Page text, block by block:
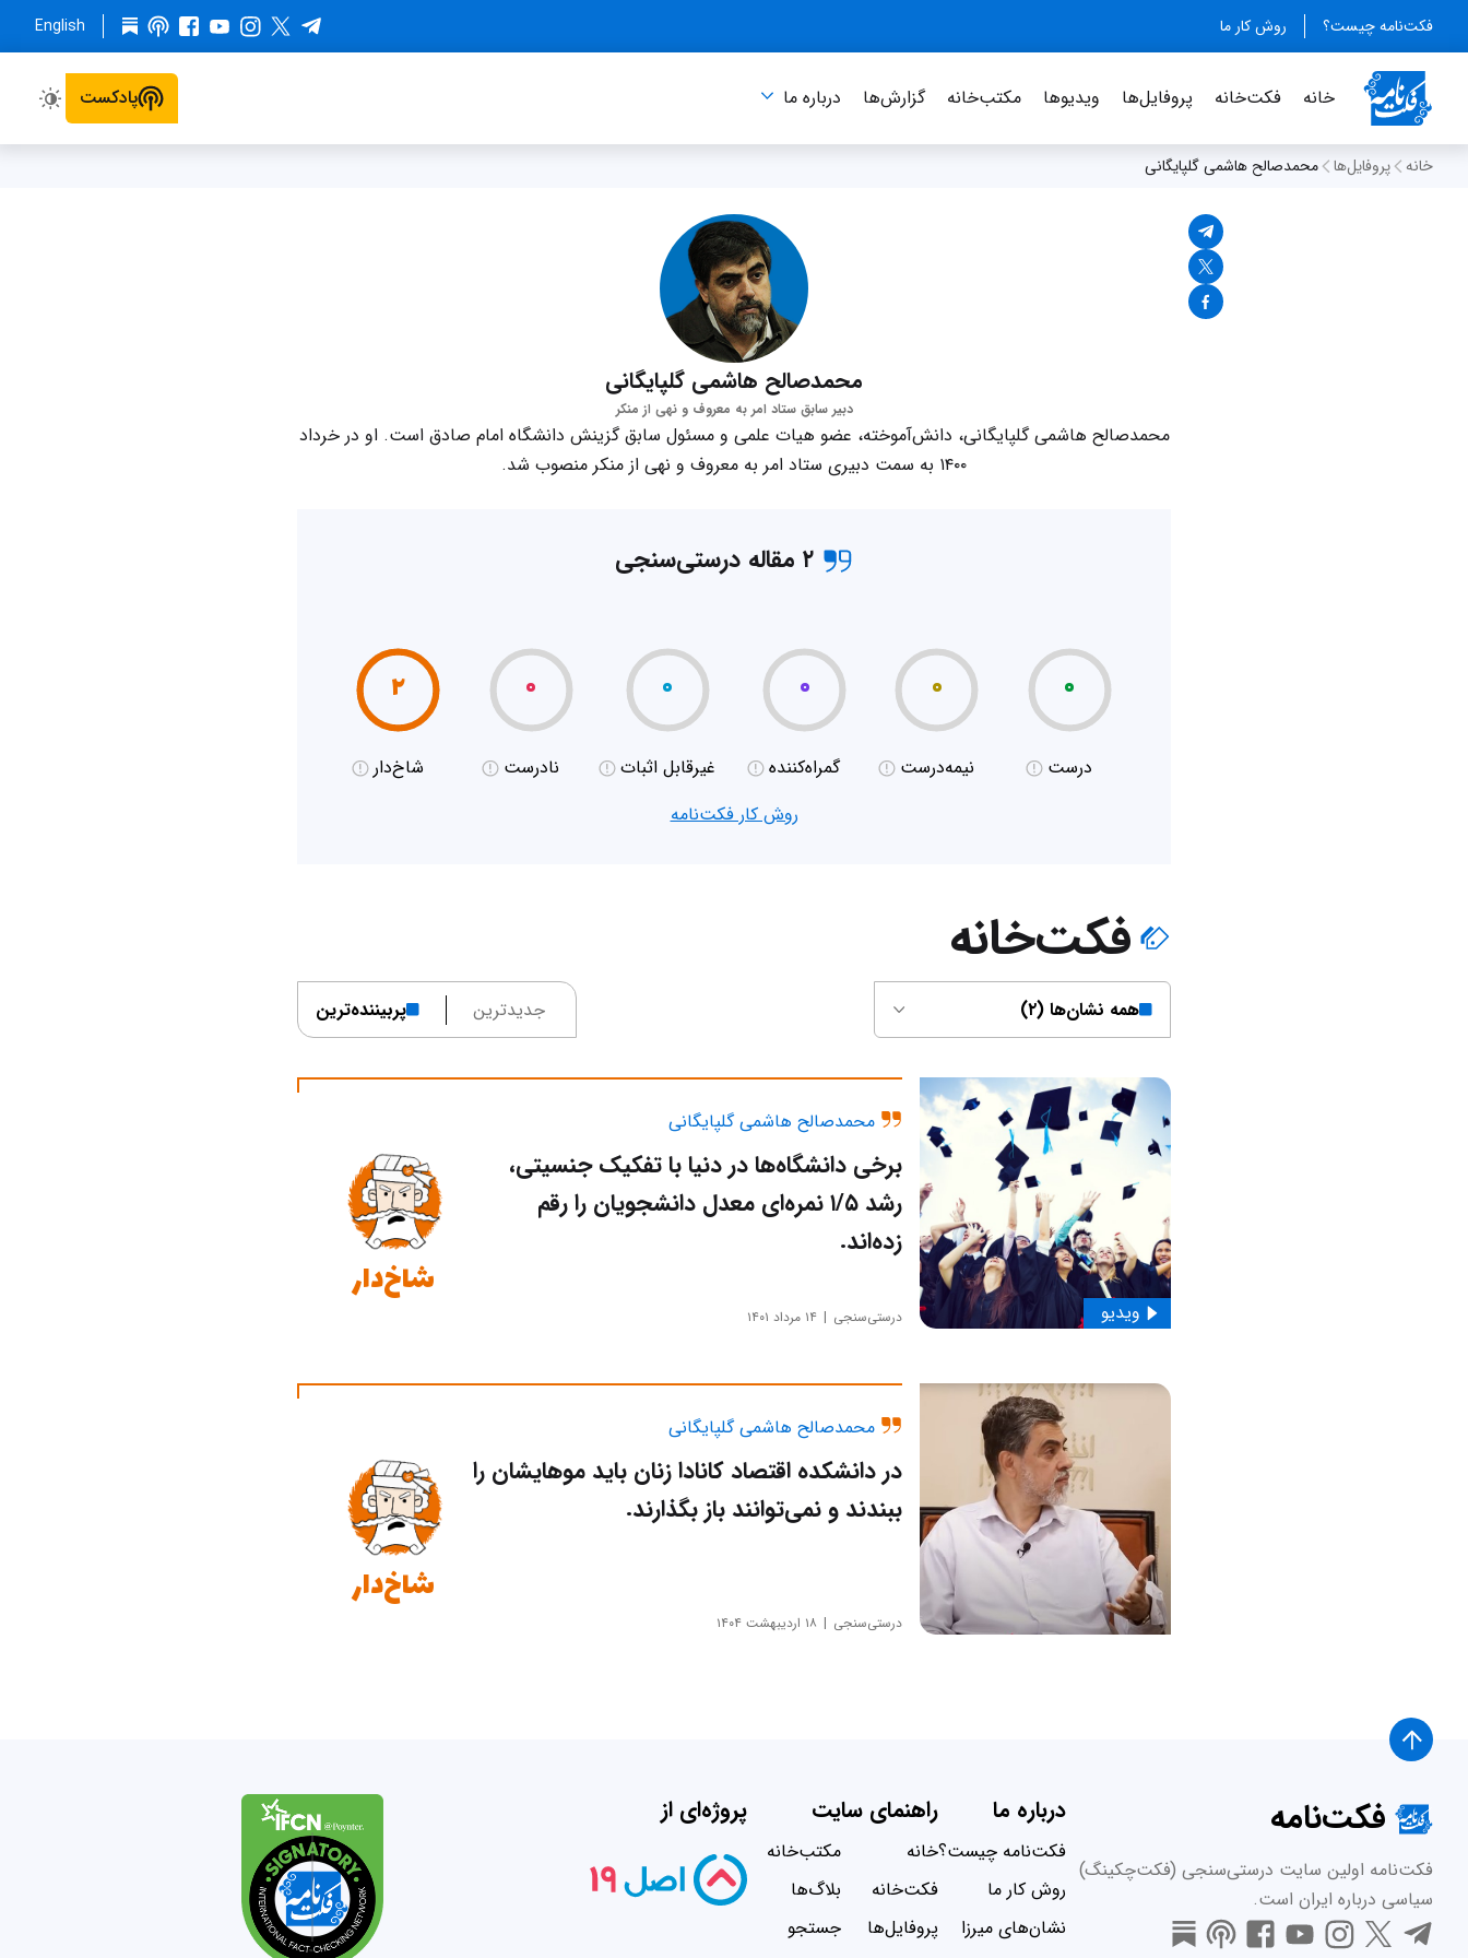
فکت‌نامه چیست؟ روش کار ما English
خانه فکت‌خانه پروفایل‌ها ویدیو‌ها مکتب‌خانه گزارش‌ها درباره‌ ما پادکست
خانه پروفایل‌ها محمدصالح هاشمی گلپایگانی
محمدصالح هاشمی گلپایگانی
دبیر سابق ستاد امر به معروف و نهی از منکر
محمدصالح هاشمی گلپایگانی، دانش‌آموخته، عضو هیات علمی و مسئول سابق گزینش دانشگاه امام صادق است. او در خرداد
۱۴۰۰ به سمت دبیری ستاد امر به معروف و نهی از منکر منصوب شد.
۲ مقاله درستی‌سنجی
۰
درست
۰
نیمه‌درست
۰
گمراه‌کننده
۰
غیر‌قابل اثبات
۰
نادرست
۲
شاخ‌دار
روش کار فکت‌نامه
فکت‌خانه
همه نشان‌ها (۲) جدیدترین پربیننده‌ترین
محمدصالح هاشمی گلپایگانی
ویدیو
برخی دانشگاه‌ها در دنیا با تفکیک جنسیتی،
رشد ۱/۵ نمره‌ای معدل دانشجویان را رقم
زده‌اند.
شاخ‌دار
درستی‌سنجی ۱۴ مرداد ۱۴۰۱
محمدصالح هاشمی گلپایگانی
در دانشکده اقتصاد کانادا زنان باید موهایشان را
ببندند و نمی‌توانند باز بگذارند.
شاخ‌دار
درستی‌سنجی ۱۸ اردیبهشت ۱۴۰۴
فکت‌نامه
فکت‌نامه اولین سایت درستی‌سنجی (فکت‌چکینگ)
سیاسی درباره ایران است.
درباره ما
فکت‌نامه چیست؟
روش کار ما
نشان‌های میرزا
راهنمای سایت
خانه
فکت‌خانه
پروفایل‌ها
مکتب‌خانه
بلاگ‌ها
جستجو
پروژه‌ای از